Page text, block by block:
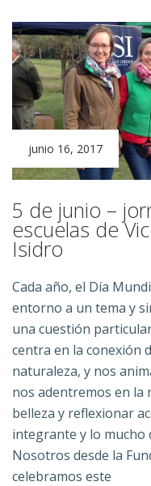
junio 16, 2017
5 de junio –
escuelas de
Isidro
Cada año, el Día
entorno a un tema y
una cuestión
centra en la conexión
naturaleza, y nos
nos adentremos en la
belleza y reflexionar
integrante y lo mucho
Nosotros desde la
celebramos este